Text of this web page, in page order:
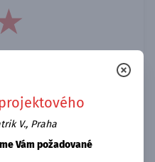
V., Praha
Vám požadované